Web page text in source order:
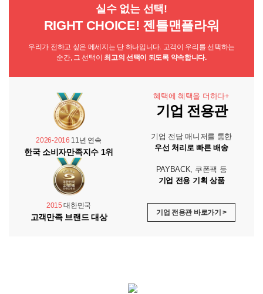
실수 없는 선택!
RIGHT CHOICE! 젠틀맨플라워
우리가 전하고 싶은 메세지는 단 하나입니다. 고객이 우리를 선택하는
순간, 그 선택이 최고의 선택이 되도록 약속합니다.
2026-2016 11년 연속
한국 소비자만족지수 1위
2015 대한민국
고객만족 브랜드 대상
혜택에 혜택을 더하다+
기업 전용관
기업 전담 매니저를 통한
우선 처리로 빠른 배송
PAYBACK, 쿠폰팩 등
기업 전용 기획 상품
기업 전용관 바로가기 >